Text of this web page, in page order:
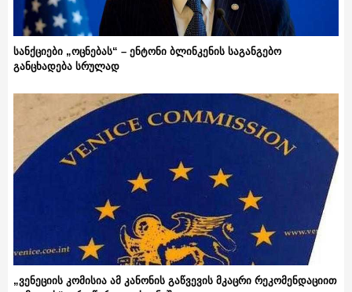
სანქციები „ოცნებას“ – ენტონი ბლინკენის საგანგებო
განცხადება სრულად
„ვენეციის კომისია ამ კანონის გაწვევის მკაცრი რეკომენდაციით